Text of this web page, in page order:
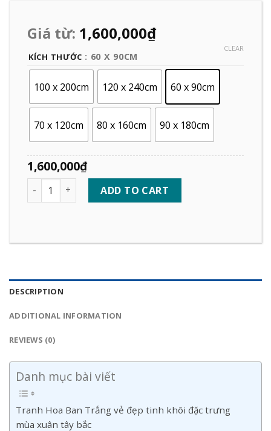
Giá từ: 1,600,000₫
KÍCH THƯỚC : 60 X 90CM
100 x 200cm 120 x 240cm 60 x 90cm
70 x 120cm 80 x 160cm 90 x 180cm
CLEAR
1,600,000₫
Quantity ADD TO CART
DESCRIPTION
ADDITIONAL INFORMATION
REVIEWS (0)
Danh mục bài viết
Tranh Hoa Ban Trắng vẻ đẹp tinh khôi đặc trưng
mùa xuân tây bắc